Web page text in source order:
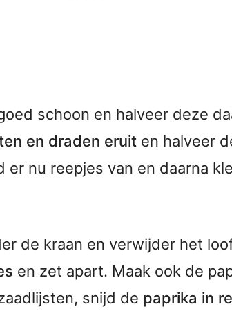
schoon en halveer deze
en draden eruiten halveer
er nu reepjes van en daarna
de kraan en verwijder het
en zet apart. Maak ook de
snijd de paprika in